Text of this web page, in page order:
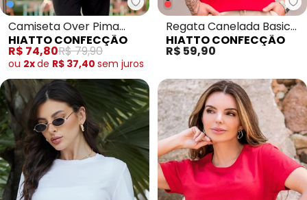
Hiatto Confecção - Camiseta
Camiseta Over Pima
Style Masculina Marinho
HIATTO CONFECÇÃO
R$ 74,80R$ 79,90
ou 2xde R$ 37,40 sem juros
Regata Canelada Basic
Masculina Vermelho
HIATTO CONFECÇÃO
R$ 59,90